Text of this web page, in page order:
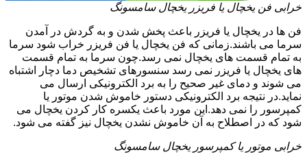
خرابی فن یخچال یا فریزر یخچال سامسونگ
فن ها در یخچال یا فریزر باعث پخش شدن و به گردش در آمدن
سرما می باشند.زمانی که فن یخچال یا فن فریزر خراب شود سرما
به تمام قسمت های یخچال نمی رسد.چون سرما به تمام قسمت
های یخچال یا فریزر نمی رسد سنسورهای تشخیص دما دچار اشتباه
می شوند و دمای غیر صحیح را به برد الکترونیکی ارسال می
نماید.در نتیجه برد الکترونیکی دستور خاموش شدن موتور یا
کمپرسور را نمی دهد.این مورد باعث یکسره کار کردن یخچال می
شود که در اصطلاح به آن خاموش نشدن یخچال نیز گفته می شود.
خرابی موتور یا کمپرسور یخچال سامسونگ